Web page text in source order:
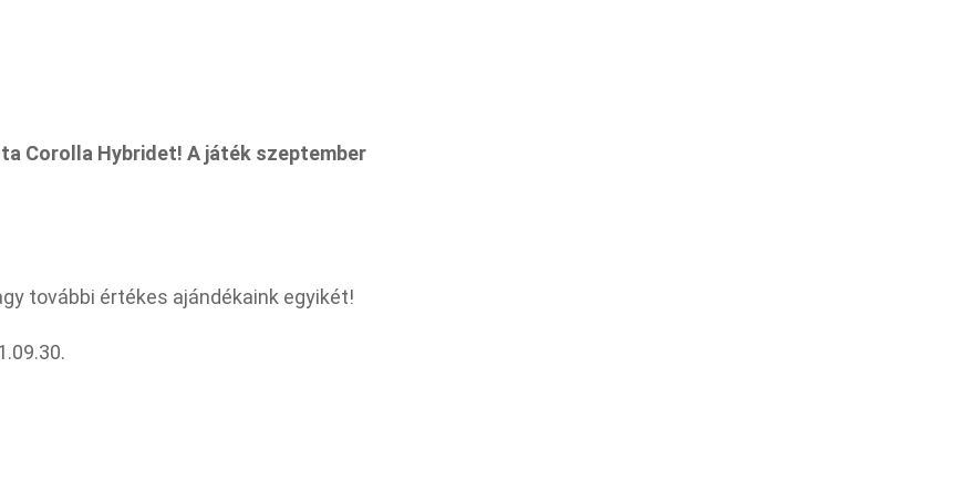
Corolla Hybridet! A játék szeptember
további értékes ajándékaink egyikét!